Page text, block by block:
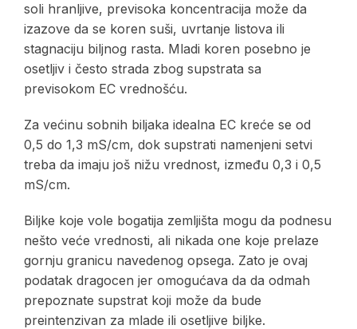
soli hranljive, previsoka koncentracija može da
izazove da se koren suši, uvrtanje listova ili
stagnaciju biljnog rasta. Mladi koren posebno je
osetljiv i često strada zbog supstrata sa
previsokom EC vrednošću.
Za većinu sobnih biljaka idealna EC kreće se od
0,5 do 1,3 mS/cm, dok supstrati namenjeni setvi
treba da imaju još nižu vrednost, između 0,3 i 0,5
mS/cm.
Biljke koje vole bogatija zemljišta mogu da podnesu
nešto veće vrednosti, ali nikada one koje prelaze
gornju granicu navedenog opsega. Zato je ovaj
podatak dragocen jer omogućava da da odmah
prepoznate supstrat koji može da bude
preintenzivan za mlade ili osetljive biljke.